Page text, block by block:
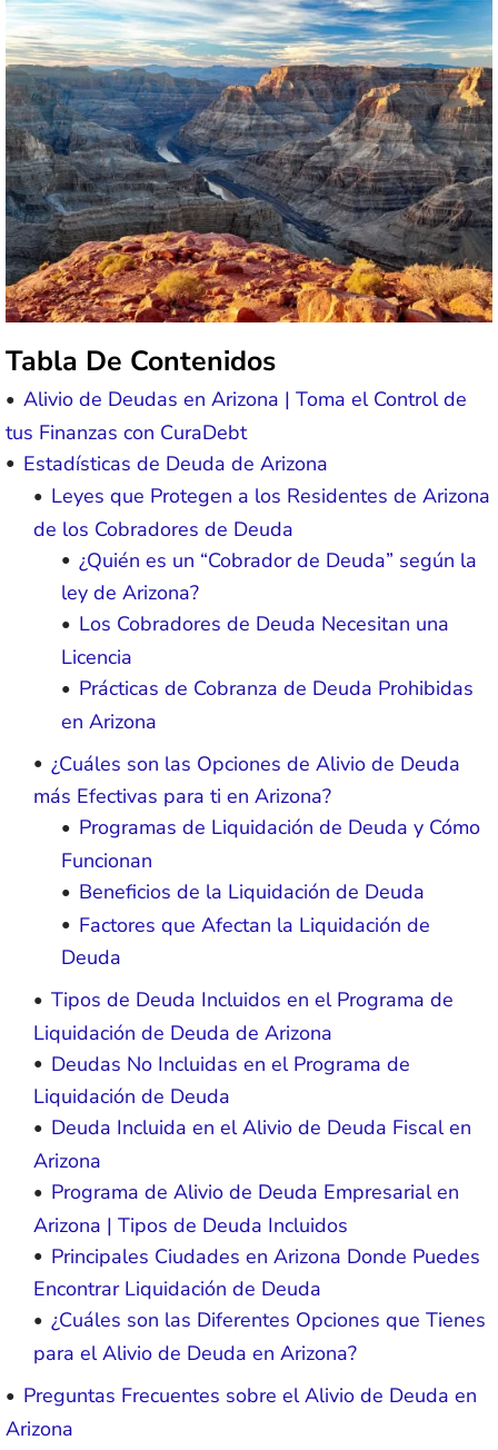
Tabla De Contenidos
Alivio de Deudas en Arizona | Toma el Control de
tus Finanzas con CuraDebt
Estadísticas de Deuda de Arizona
Leyes que Protegen a los Residentes de Arizona
de los Cobradores de Deuda
¿Quién es un “Cobrador de Deuda” según la
ley de Arizona?
Los Cobradores de Deuda Necesitan una
Licencia
Prácticas de Cobranza de Deuda Prohibidas
en Arizona
¿Cuáles son las Opciones de Alivio de Deuda
más Efectivas para ti en Arizona?
Programas de Liquidación de Deuda y Cómo
Funcionan
Beneficios de la Liquidación de Deuda
Factores que Afectan la Liquidación de
Deuda
Tipos de Deuda Incluidos en el Programa de
Liquidación de Deuda de Arizona
Deudas No Incluidas en el Programa de
Liquidación de Deuda
Deuda Incluida en el Alivio de Deuda Fiscal en
Arizona
Programa de Alivio de Deuda Empresarial en
Arizona | Tipos de Deuda Incluidos
Principales Ciudades en Arizona Donde Puedes
Encontrar Liquidación de Deuda
¿Cuáles son las Diferentes Opciones que Tienes
para el Alivio de Deuda en Arizona?
Preguntas Frecuentes sobre el Alivio de Deuda en
Arizona